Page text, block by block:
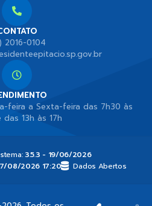
2016-0104
feira a Sexta-feira das 7h30 às
das 13h às 17h
3.5.3 - 19/06/2026
08/2026 17:20 Dados Abertos